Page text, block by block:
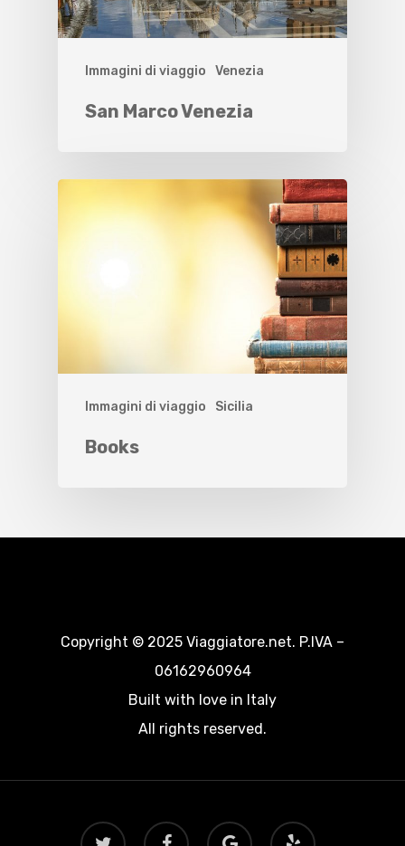
Immagini di viaggio Venezia
San Marco Venezia
Immagini di viaggio Sicilia
Books
Copyright © 2025 Viaggiatore.net. P.IVA –
06162960964
Built with love in Italy
All rights reserved.
twitter facebook
google-
yelp